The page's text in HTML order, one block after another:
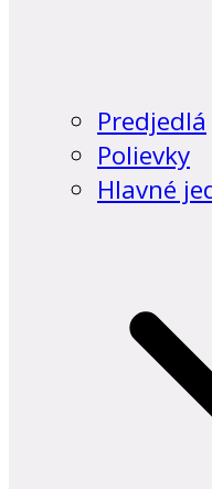
Predjedlá
Polievky
Hlavné